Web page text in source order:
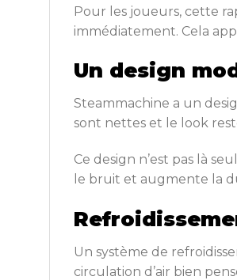
Pour les joueurs, cette
immédiatement. Cela
Un design
Steammachine a un
sont nettes et le look
Ce design n’est pas là
le bruit et augmente la
Un système de
circulation d’air bien